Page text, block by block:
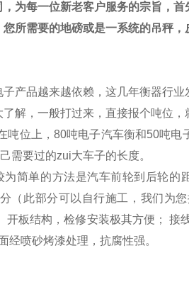
为每一位新老客户服务的宗旨，
所需要的地磅或是一系统的吊秤
产品越来越依赖，这几年衡器行
了解，一般打过来，直接报个吨位
吨位上， 80吨电子汽车衡和50吨电
需要过的zui大车子的长度。
为简单的方法是汽车前轮到后轮的
（此部分可以自行施工，我们为
开板结构，检修安装极其方便； 接
经喷砂烤漆处理，抗腐性强。